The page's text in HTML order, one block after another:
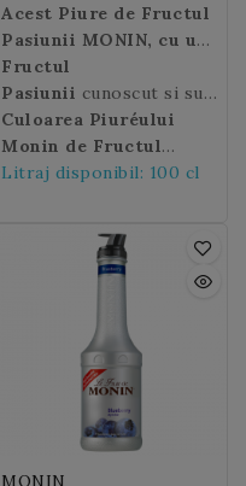
Acest Piure de Fructul
Pasiunii MONIN, cu un
gust echilibrat si
racoritor de fructul
pasiunii si cateva note
acidulate, va aduce o
nota exotica tuturor
Fructul
Pasiunii cunoscut si sub
denumirea de Chinola,
Parcha, Lilikoi sau
Grandilla, est un fruct
acrisoara, originar din
America de Sud. Numele
din cuvantul indian
"marauya" care semnifica
"fructe consumate dintr-
o inghititura".
Culoarea Piuréului
Monin de Fructul
Pasiunii: portocalie.
Litraj disponibil: 100 cl
MONIN